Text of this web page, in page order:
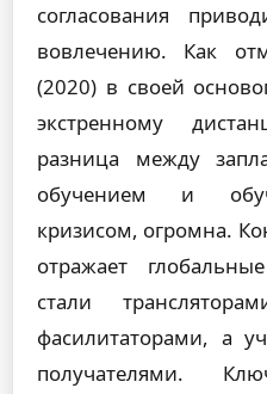
согласования
вовлечению. Как
(2020) в своей
экстренному
разница между
обучением и
кризисом, огромна.
отражает
стали
фасилитаторами, а
получателями.